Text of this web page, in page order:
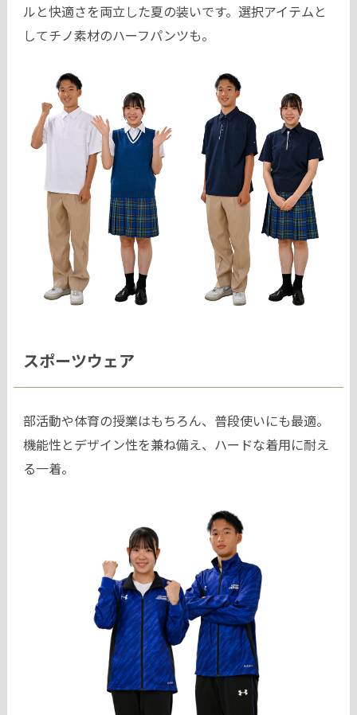
ルと快適さを両立した夏の装いです。選択アイテムと
してチノ素材のハーフパンツも。
スポーツウェア
部活動や体育の授業はもちろん、普段使いにも最適。
機能性とデザイン性を兼ね備え、ハードな着用に耐え
る一着。